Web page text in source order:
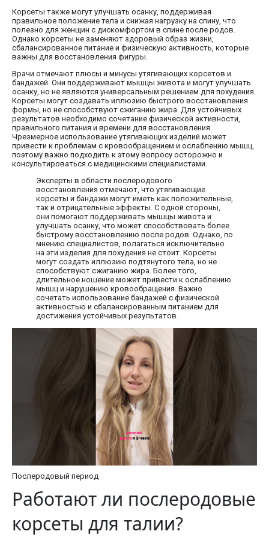
Корсеты также могут улучшать осанку, поддерживая
правильное положение тела и снижая нагрузку на спину, что
полезно для женщин с дискомфортом в спине после родов.
Однако корсеты не заменяют здоровый образ жизни,
сбалансированное питание и физическую активность, которые
важны для восстановления фигуры.
Врачи отмечают плюсы и минусы утягивающих корсетов и
бандажей. Они поддерживают мышцы живота и могут улучшать
осанку, но не являются универсальным решением для похудения.
Корсеты могут создавать иллюзию быстрого восстановления
формы, но не способствуют сжиганию жира. Для устойчивых
результатов необходимо сочетание физической активности,
правильного питания и времени для восстановления.
Чрезмерное использование утягивающих изделий может
привести к проблемам с кровообращением и ослаблению мышц,
поэтому важно подходить к этому вопросу осторожно и
консультироваться с медицинскими специалистами.
Эксперты в области послеродового
восстановления отмечают, что утягивающие
корсеты и бандажи могут иметь как положительные,
так и отрицательные эффекты. С одной стороны,
они помогают поддерживать мышцы живота и
улучшать осанку, что может способствовать более
быстрому восстановлению после родов. Однако, по
мнению специалистов, полагаться исключительно
на эти изделия для похудения не стоит. Корсеты
могут создать иллюзию подтянутого тела, но не
способствуют сжиганию жира. Более того,
длительное ношение может привести к ослаблению
мышц и нарушению кровообращения. Важно
сочетать использование бандажей с физической
активностью и сбалансированным питанием для
достижения устойчивых результатов.
Послеродовый период
Работают ли послеродовые
корсеты для талии?